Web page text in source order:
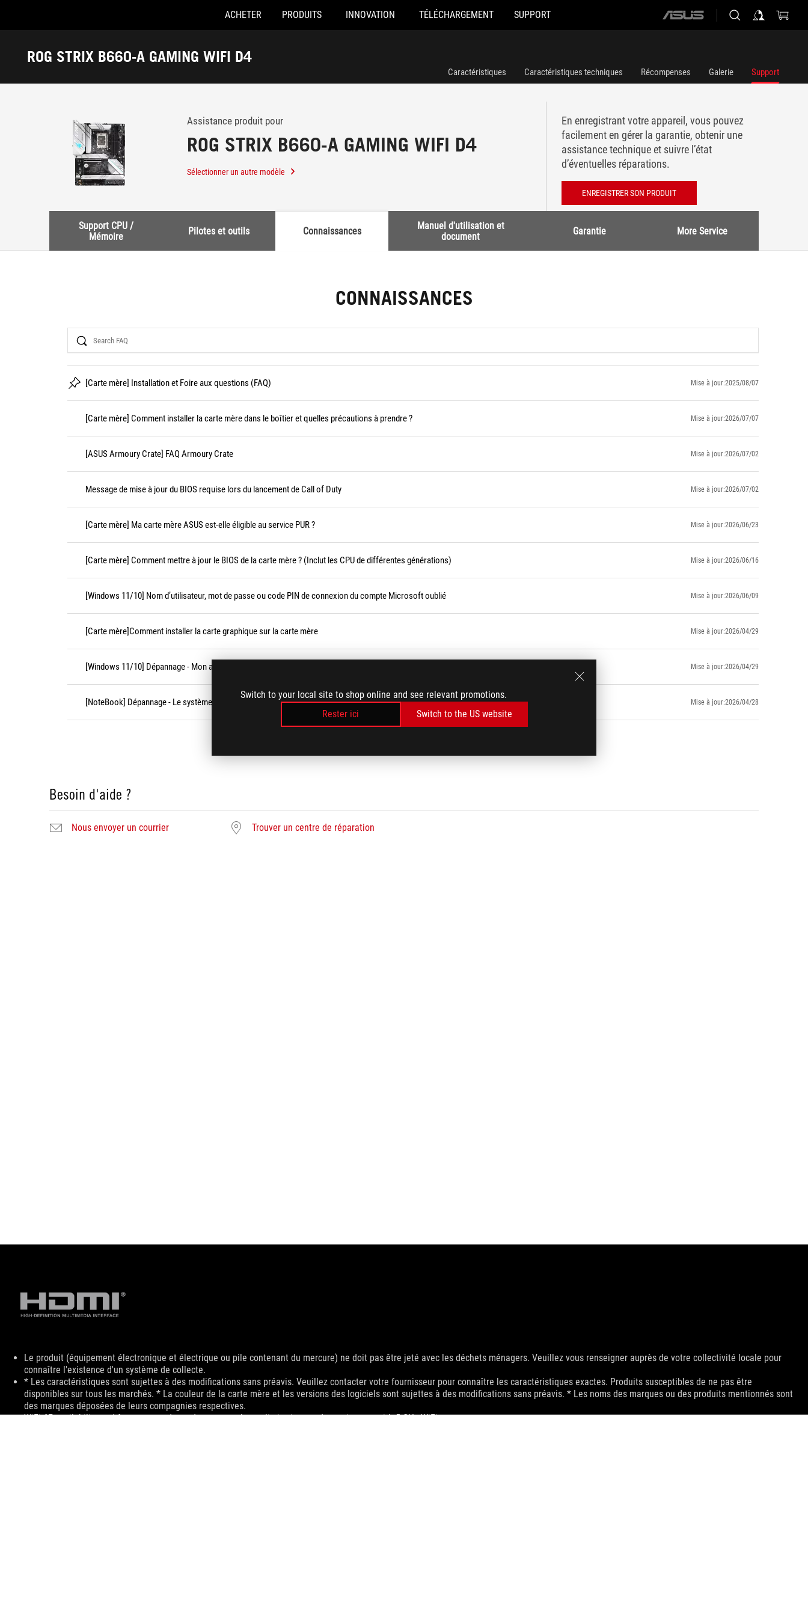
Switch to your local site to shop online and see relevant promotions.
Rester ici
Switch to the US website
Accessibility links
ACHETER PRODUITS INNOVATION TÉLÉCHARGEMENT SUPPORT
ASUS
ROG STRIX B660-A GAMING WIFI D4
Support
Caractéristiques Caractéristiques techniques Récompenses Galerie Support
Assistance produit pour
ROG STRIX B660-A GAMING WIFI D4
Sélectionner un autre modèle
En enregistrant votre appareil, vous pouvez
facilement en gérer la garantie, obtenir une
assistance technique et suivre l’état
d’éventuelles réparations.
ENREGISTRER SON PRODUIT
Support CPU /
Mémoire
Pilotes et outils Connaissances
Manuel d'utilisation et
document
Garantie More Service
CONNAISSANCES
Search
[Carte mère] Installation et Foire aux questions (FAQ) Mise à jour:2025/08/07
[Carte mère] Comment installer la carte mère dans le boîtier et quelles précautions à prendre ? Mise à jour:2026/07/07
[ASUS Armoury Crate] FAQ Armoury Crate Mise à jour:2026/07/02
Message de mise à jour du BIOS requise lors du lancement de Call of Duty Mise à jour:2026/07/02
[Carte mère] Ma carte mère ASUS est-elle éligible au service PUR ? Mise à jour:2026/06/23
[Carte mère] Comment mettre à jour le BIOS de la carte mère ? (Inclut les CPU de différentes générations) Mise à jour:2026/06/16
[Windows 11/10] Nom d’utilisateur, mot de passe ou code PIN de connexion du compte Microsoft oublié Mise à jour:2026/06/09
[Carte mère]Comment installer la carte graphique sur la carte mère Mise à jour:2026/04/29
[Windows 11/10] Dépannage - Mon appareil ne peut pas accéder à Windows Mise à jour:2026/04/29
[NoteBook] Dépannage - Le système fonctionne lentement Mise à jour:2026/04/28
Besoin d'aide ?
Nous envoyer un courrier Trouver un centre de réparation
Disclaimer
Le produit (équipement électronique et électrique ou pile contenant du mercure) ne doit pas être jeté avec les déchets ménagers. Veuillez vous renseigner auprès de votre collectivité locale pour
connaître l'existence d'un système de collecte.
* Les caractéristiques sont sujettes à des modifications sans préavis. Veuillez contacter votre fournisseur pour connaître les caractéristiques exactes. Produits susceptibles de ne pas être
disponibles sur tous les marchés. * La couleur de la carte mère et les versions des logiciels sont sujettes à des modifications sans préavis. * Les noms des marques ou des produits mentionnés sont
des marques déposées de leurs compagnies respectives.
WiFi 6E availability and features are dependent on regulatory limitations and co-existence with 5 GHz WiFi.